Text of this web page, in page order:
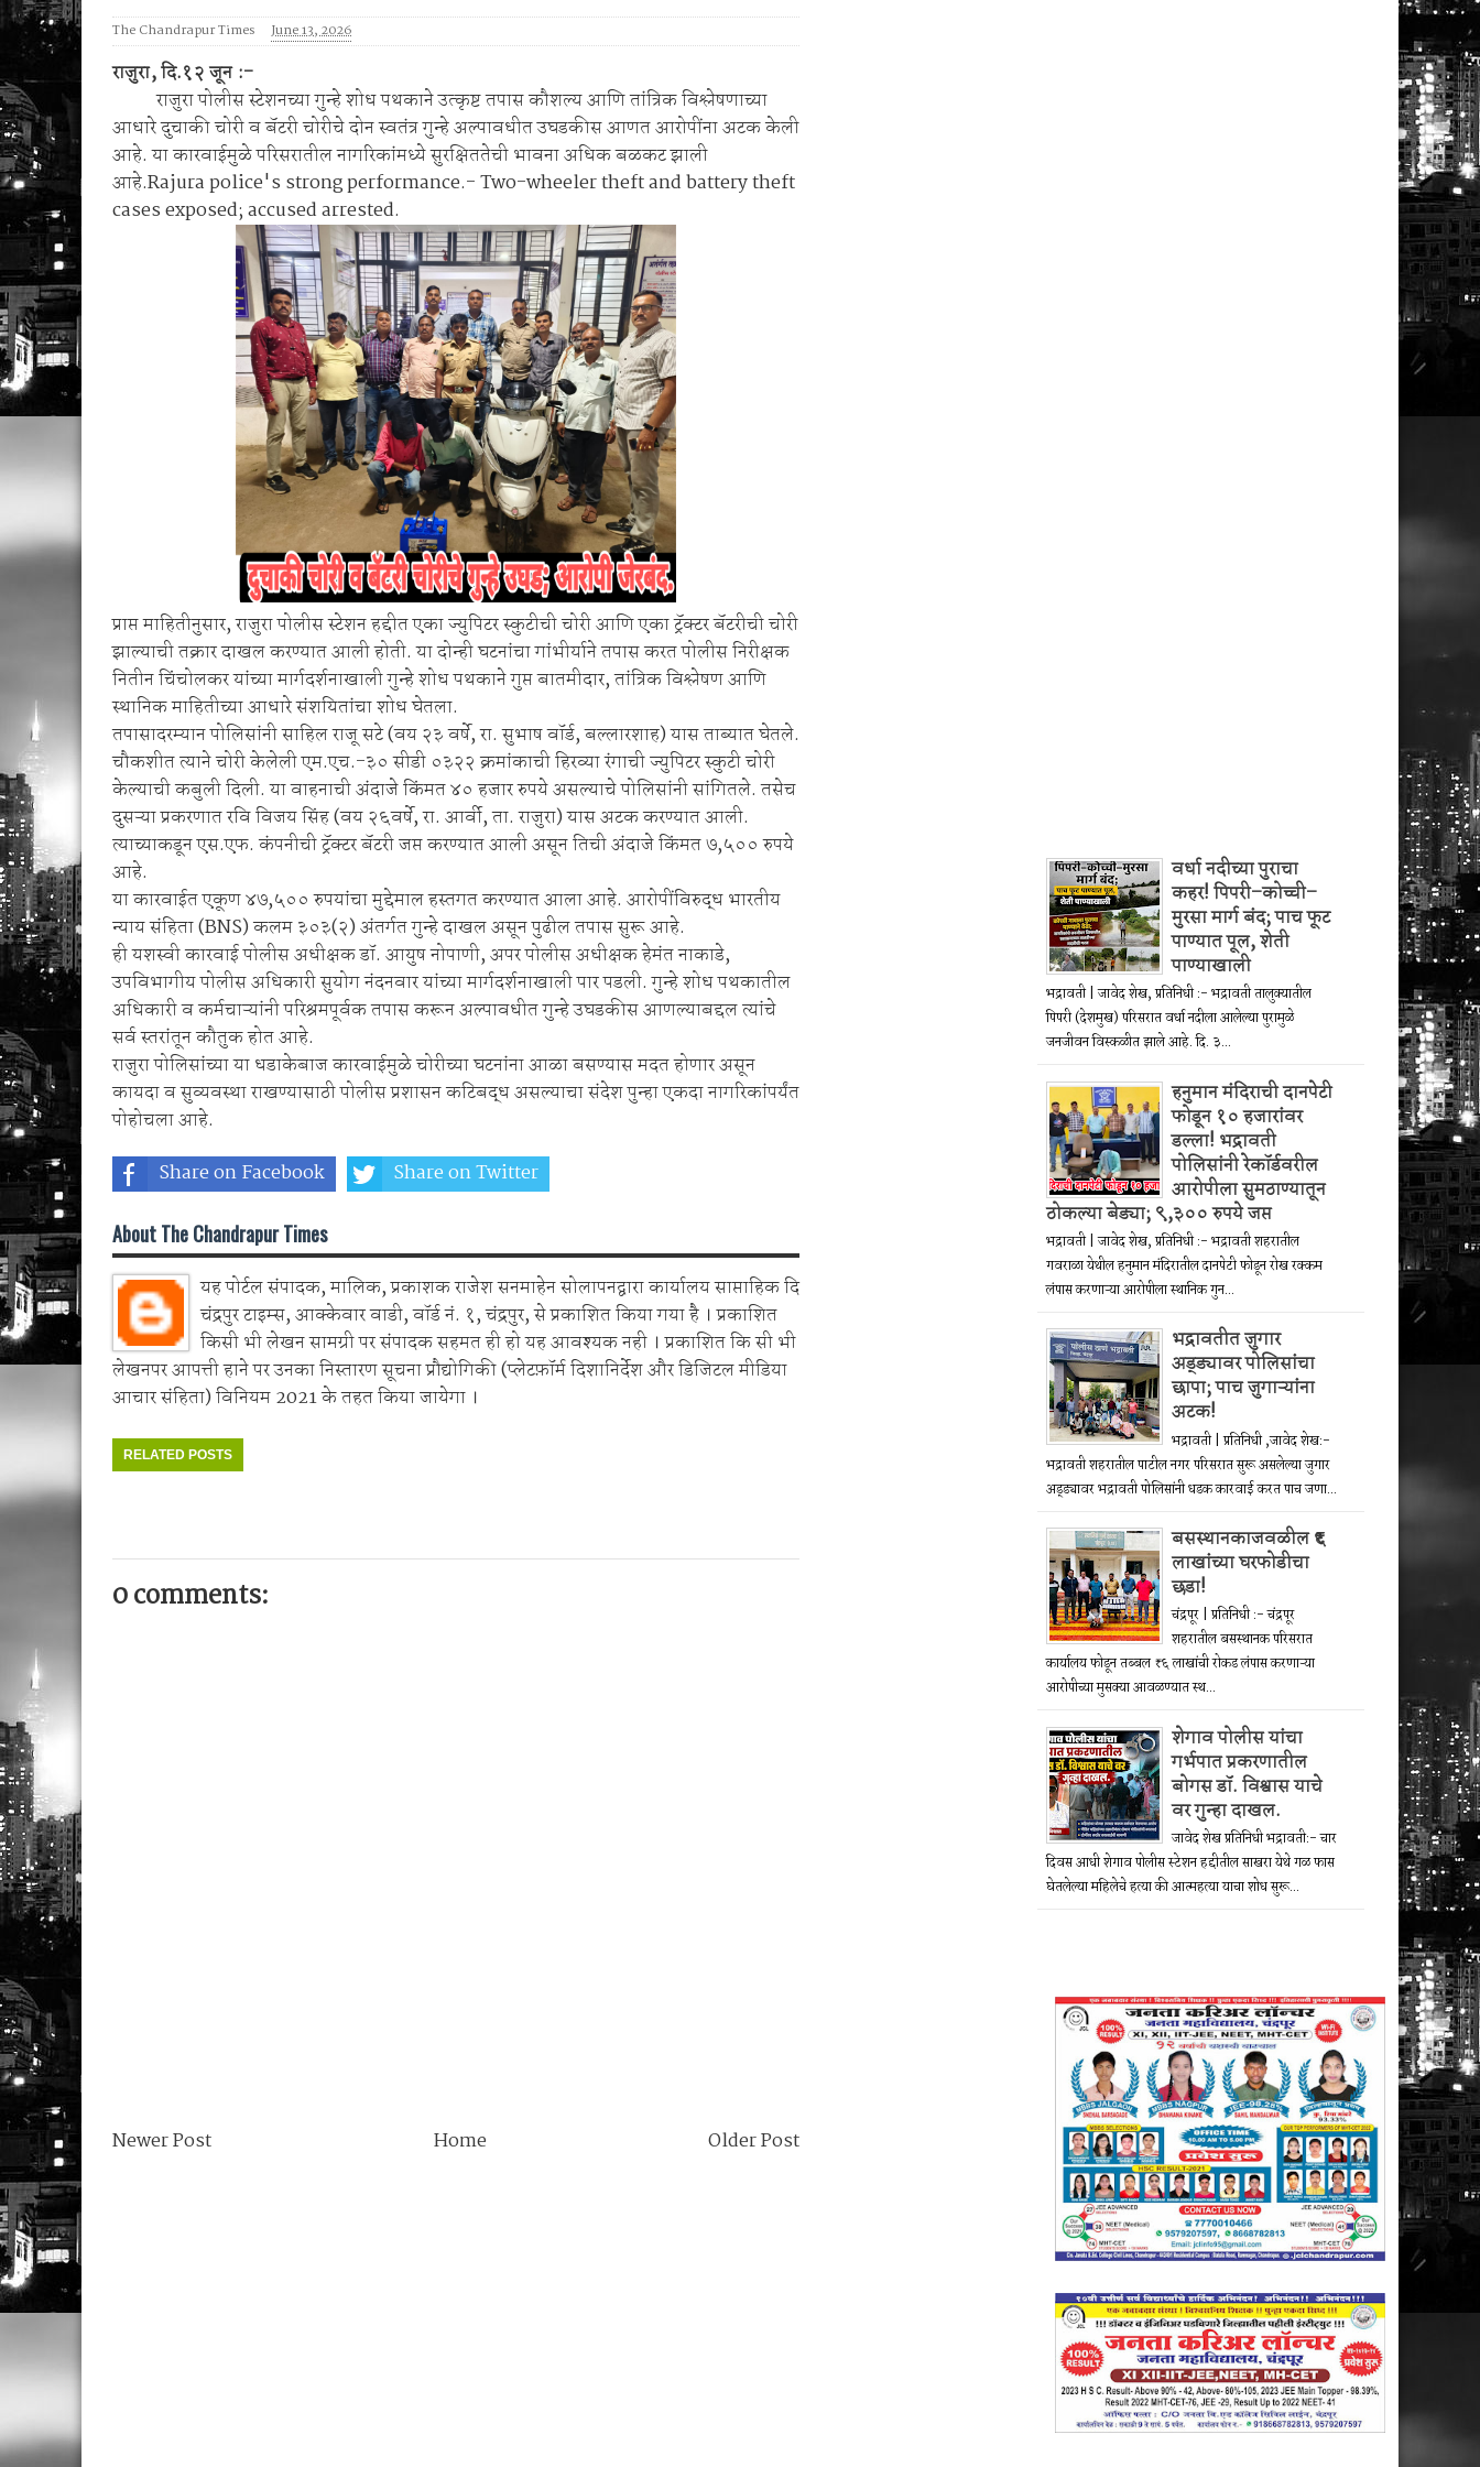
1 व 2 ऑगस्ट रोजी जिल्हास्तरीय कनिष्ठ गट अथलेटिक्स स्पर्धा 2026.
शेगाव पोलीस यांचा गर्भपात प्रकरणातील बोगस डॉ. विश्वास याचे वर गुन्हा दाखल.
The Chandrapur Times June 13, 2026
राजुरा, दि.१२ जून :-
राजुरा पोलीस स्टेशनच्या गुन्हे शोध पथकाने उत्कृष्ट तपास कौशल्य आणि तांत्रिक विश्लेषणाच्या
आधारे दुचाकी चोरी व बॅटरी चोरीचे दोन स्वतंत्र गुन्हे अल्पावधीत उघडकीस आणत आरोपींना अटक केली
आहे. या कारवाईमुळे परिसरातील नागरिकांमध्ये सुरक्षिततेची भावना अधिक बळकट झाली
आहे.Rajura police's strong performance.- Two-wheeler theft and battery theft
cases exposed; accused arrested.
प्राप्त माहितीनुसार, राजुरा पोलीस स्टेशन हद्दीत एका ज्युपिटर स्कुटीची चोरी आणि एका ट्रॅक्टर बॅटरीची चोरी
झाल्याची तक्रार दाखल करण्यात आली होती. या दोन्ही घटनांचा गांभीर्याने तपास करत पोलीस निरीक्षक
नितीन चिंचोलकर यांच्या मार्गदर्शनाखाली गुन्हे शोध पथकाने गुप्त बातमीदार, तांत्रिक विश्लेषण आणि
स्थानिक माहितीच्या आधारे संशयितांचा शोध घेतला.
तपासादरम्यान पोलिसांनी साहिल राजू सटे (वय २३ वर्षे, रा. सुभाष वॉर्ड, बल्लारशाह) यास ताब्यात घेतले.
चौकशीत त्याने चोरी केलेली एम.एच.-३० सीडी ०३२२ क्रमांकाची हिरव्या रंगाची ज्युपिटर स्कुटी चोरी
केल्याची कबुली दिली. या वाहनाची अंदाजे किंमत ४० हजार रुपये असल्याचे पोलिसांनी सांगितले. तसेच
दुसऱ्या प्रकरणात रवि विजय सिंह (वय २६वर्षे, रा. आर्वी, ता. राजुरा) यास अटक करण्यात आली.
त्याच्याकडून एस.एफ. कंपनीची ट्रॅक्टर बॅटरी जप्त करण्यात आली असून तिची अंदाजे किंमत ७,५०० रुपये
आहे.
या कारवाईत एकूण ४७,५०० रुपयांचा मुद्देमाल हस्तगत करण्यात आला आहे. आरोपींविरुद्ध भारतीय
न्याय संहिता (BNS) कलम ३०३(२) अंतर्गत गुन्हे दाखल असून पुढील तपास सुरू आहे.
ही यशस्वी कारवाई पोलीस अधीक्षक डॉ. आयुष नोपाणी, अपर पोलीस अधीक्षक हेमंत नाकाडे,
उपविभागीय पोलीस अधिकारी सुयोग नंदनवार यांच्या मार्गदर्शनाखाली पार पडली. गुन्हे शोध पथकातील
अधिकारी व कर्मचाऱ्यांनी परिश्रमपूर्वक तपास करून अल्पावधीत गुन्हे उघडकीस आणल्याबद्दल त्यांचे
सर्व स्तरांतून कौतुक होत आहे.
राजुरा पोलिसांच्या या धडाकेबाज कारवाईमुळे चोरीच्या घटनांना आळा बसण्यास मदत होणार असून
कायदा व सुव्यवस्था राखण्यासाठी पोलीस प्रशासन कटिबद्ध असल्याचा संदेश पुन्हा एकदा नागरिकांपर्यंत
पोहोचला आहे.
Share on Facebook
Share on Twitter
About The Chandrapur Times
यह पोर्टल संपादक, मालिक, प्रकाशक राजेश सनमाहेन सोलापनद्वारा कार्यालय साप्ताहिक दि
चंद्रपुर टाइम्स, आक्केवार वाडी, वॉर्ड नं. १, चंद्रपुर, से प्रकाशित किया गया है । प्रकाशित
किसी भी लेखन सामग्री पर संपादक सहमत ही हो यह आवश्यक नही । प्रकाशित कि सी भी
लेखनपर आपत्ती हाने पर उनका निस्तारण सूचना प्रौद्योगिकी (प्लेटफ़ॉर्म दिशानिर्देश और डिजिटल मीडिया
आचार संहिता) विनियम 2021 के तहत किया जायेगा ।
RELATED POSTS
0 comments:
Newer Post Older Post
Home
वर्धा नदीच्या पुराचा
कहर! पिपरी–कोच्ची–
मुरसा मार्ग बंद; पाच फूट
पाण्यात पूल, शेती
पाण्याखाली
भद्रावती | जावेद शेख, प्रतिनिधी :- भद्रावती तालुक्यातील
पिपरी (देशमुख) परिसरात वर्धा नदीला आलेल्या पुरामुळे
जनजीवन विस्कळीत झाले आहे. दि. ३...
हनुमान मंदिराची दानपेटी
फोडून १० हजारांवर
डल्ला! भद्रावती
पोलिसांनी रेकॉर्डवरील
आरोपीला सुमठाण्यातून
ठोकल्या बेड्या; ९,३०० रुपये जप्त
भद्रावती | जावेद शेख, प्रतिनिधी :- भद्रावती शहरातील
गवराळा येथील हनुमान मंदिरातील दानपेटी फोडून रोख रक्कम
लंपास करणाऱ्या आरोपीला स्थानिक गुन...
भद्रावतीत जुगार
अड्ड्यावर पोलिसांचा
छापा; पाच जुगाऱ्यांना
अटक!
भद्रावती | प्रतिनिधी ,जावेद शेख:-
भद्रावती शहरातील पाटील नगर परिसरात सुरू असलेल्या जुगार
अड्ड्यावर भद्रावती पोलिसांनी धडक कारवाई करत पाच जणा...
बसस्थानकाजवळील ₹६
लाखांच्या घरफोडीचा
छडा!
चंद्रपूर | प्रतिनिधी :- चंद्रपूर
शहरातील बसस्थानक परिसरात
कार्यालय फोडून तब्बल ₹६ लाखांची रोकड लंपास करणाऱ्या
आरोपीच्या मुसक्या आवळण्यात स्थ...
शेगाव पोलीस यांचा
गर्भपात प्रकरणातील
बोगस डॉ. विश्वास याचे
वर गुन्हा दाखल.
जावेद शेख प्रतिनिधी भद्रावती:- चार
दिवस आधी शेगाव पोलीस स्टेशन हद्दीतील साखरा येथे गळ फास
घेतलेल्या महिलेचे हत्या की आत्महत्या याचा शोध सुरू...